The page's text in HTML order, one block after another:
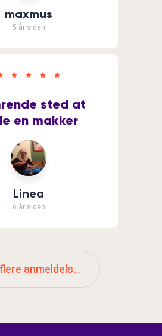
maxmus
5 år siden
Linea
6 år siden
sted at
en makker
Læs flere anmeldelser